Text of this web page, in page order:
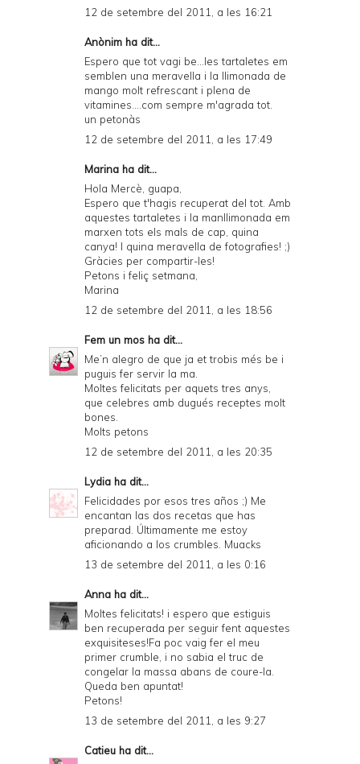
12 de setembre del 2011, a les 16:21
Anònim ha dit...
Espero que tot vagi be...les tartaletes em
semblen una meravella i la llimonada de
mango molt refrescant i plena de
vitamines....com sempre m'agrada tot.
un petonàs
12 de setembre del 2011, a les 17:49
Marina ha dit...
Hola Mercè, guapa,
Espero que t'hagis recuperat del tot. Amb
aquestes tartaletes i la manllimonada em
marxen tots els mals de cap, quina
canya! I quina meravella de fotografies! ;)
Gràcies per compartir-les!
Petons i feliç setmana,
Marina
12 de setembre del 2011, a les 18:56
Fem un mos ha dit...
Me’n alegro de que ja et trobis més be i
puguis fer servir la ma.
Moltes felicitats per aquets tres anys,
que celebres amb dugués receptes molt
bones.
Molts petons
12 de setembre del 2011, a les 20:35
Lydia ha dit...
Felicidades por esos tres años ;) Me
encantan las dos recetas que has
preparad. Últimamente me estoy
aficionando a los crumbles. Muacks
13 de setembre del 2011, a les 0:16
Anna ha dit...
Moltes felicitats! i espero que estiguis
ben recuperada per seguir fent aquestes
exquisiteses!Fa poc vaig fer el meu
primer crumble, i no sabia el truc de
congelar la massa abans de coure-la.
Queda ben apuntat!
Petons!
13 de setembre del 2011, a les 9:27
Catieu ha dit...